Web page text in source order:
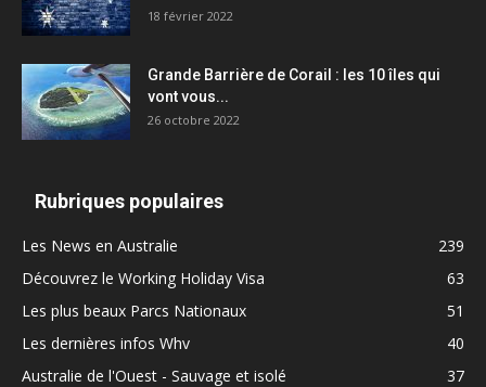
18 février 2022
Grande Barrière de Corail : les 10 îles qui
vont vous...
26 octobre 2022
Rubriques populaires
Les News en Australie
239
Découvrez le Working Holiday Visa
63
Les plus beaux Parcs Nationaux
51
Les dernières infos Whv
40
Australie de l'Ouest - Sauvage et isolé
37